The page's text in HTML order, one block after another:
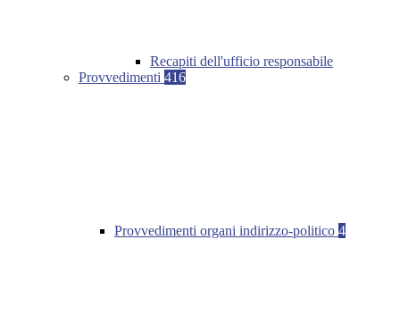
Recapiti dell'ufficio responsabile
Provvedimenti 416
Provvedimenti organi indirizzo-politico 4